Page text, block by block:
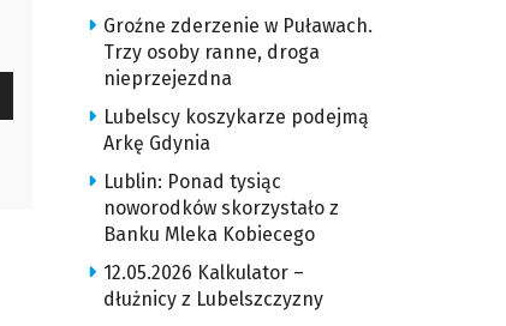
Groźne zderzenie w Puławach.
Trzy osoby ranne, droga
nieprzejezdna
Lubelscy koszykarze podejmą
Arkę Gdynia
Lublin: Ponad tysiąc
noworodków skorzystało z
Banku Mleka Kobiecego
12.05.2026 Kalkulator –
dłużnicy z Lubelszczyzny